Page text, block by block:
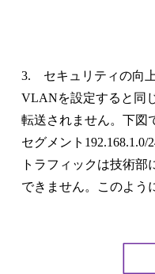
3. セキュリティの向
VLANを設定すると同
転送されません。下図
セグメント192.168.1.0/
トラフィックは技術部
できません。このよう